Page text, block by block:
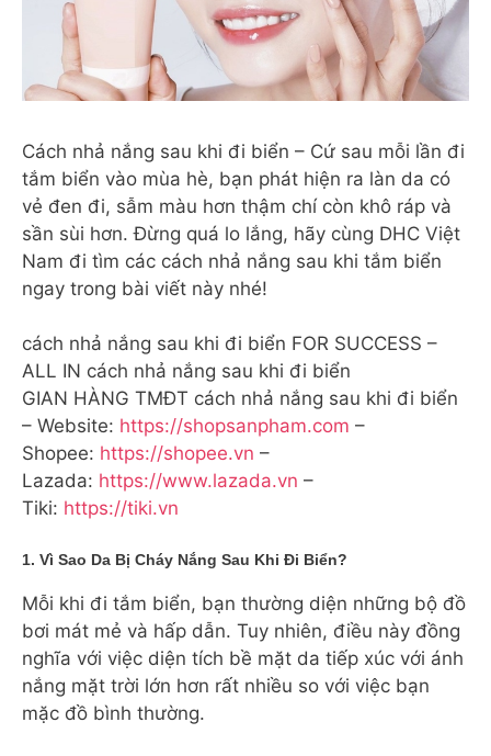
Cách nhả nắng sau khi đi biển – Cứ sau mỗi lần đi
tắm biển vào mùa hè, bạn phát hiện ra làn da có
vẻ đen đi, sẫm màu hơn thậm chí còn khô ráp và
sần sùi hơn. Đừng quá lo lắng, hãy cùng DHC Việt
Nam đi tìm các cách nhả nắng sau khi tắm biển
ngay trong bài viết này nhé!
cách nhả nắng sau khi đi biển FOR SUCCESS –
ALL IN cách nhả nắng sau khi đi biển
GIAN HÀNG TMĐT cách nhả nắng sau khi đi biển
– Website: https://shopsanpham.com –
Shopee: https://shopee.vn –
Lazada: https://www.lazada.vn –
Tiki: https://tiki.vn
1. Vì Sao Da Bị Cháy Nắng Sau Khi Đi Biển?
Mỗi khi đi tắm biển, bạn thường diện những bộ đồ
bơi mát mẻ và hấp dẫn. Tuy nhiên, điều này đồng
nghĩa với việc diện tích bề mặt da tiếp xúc với ánh
nắng mặt trời lớn hơn rất nhiều so với việc bạn
mặc đồ bình thường.